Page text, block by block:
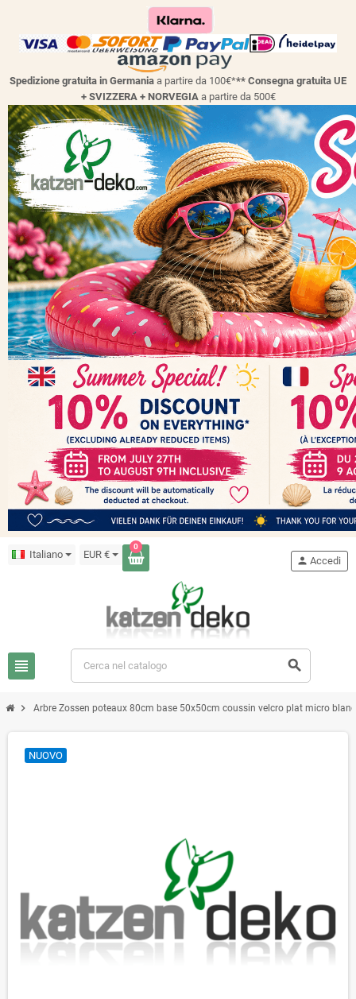
Spedizione gratuita in Germania a partire da 100€*** Consegna gratuita UE
+ SVIZZERA + NORVEGIAa partire da 500€
Italiano EUR €
0
view_headline search
person Accedi
chevron_right Arbre Zossen poteaux 80cm base 50x50cm coussin velcro plat micro
NUOVO